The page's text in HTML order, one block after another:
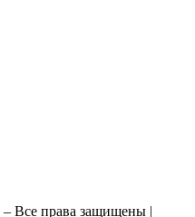
– Все права защищены |